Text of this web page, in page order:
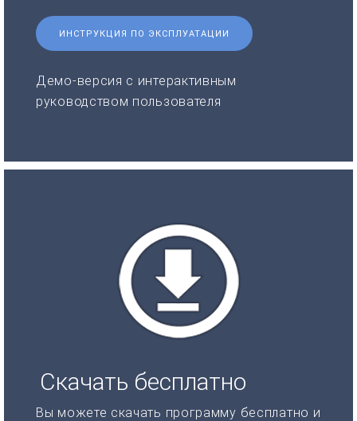
ИНСТРУКЦИЯ ПО ЭКСПЛУАТАЦИИ
Демо-версия с интерактивным
руководством пользователя
Скачать бесплатно
Вы можете скачать программу бесплатно и